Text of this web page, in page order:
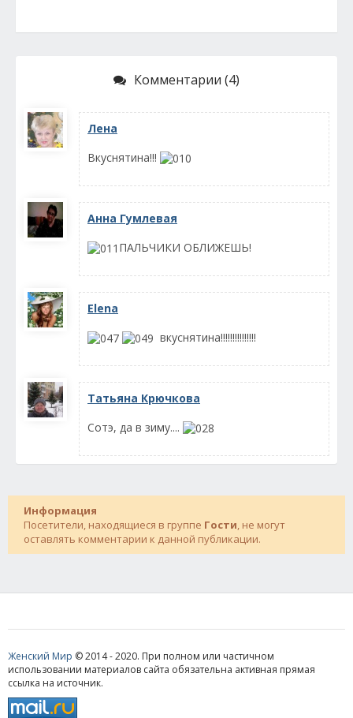
Комментарии (4)
Лена
Вкуснятина!!!
Анна Гумлевая
ПАЛЬЧИКИ ОБЛИЖЕШЬ!
Elena
вкуснятина!!!!!!!!!!!!!!!
Татьяна Крючкова
Сотэ, да в зиму....
Информация
Посетители, находящиеся в группе Гости, не могут
оставлять комментарии к данной публикации.
Женский Мир © 2014 - 2020. При полном или частичном
использовании материалов сайта обязательна активная прямая
ссылка на источник.